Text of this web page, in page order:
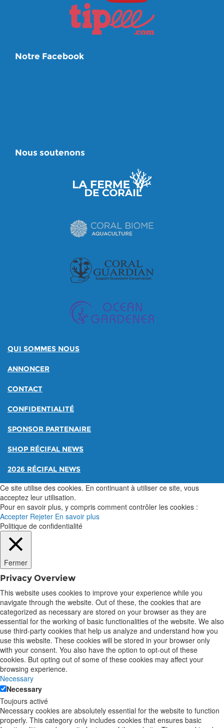
Notre Facebook
Nous soutenons
QUI SOMMES NOUS
ANNONCER
CONTACT
CONFIDENTIALITÉ
SPONSOR PARTENAIRE
SHOP RÉCIFAL NEWS
2026 RÉCIFAL NEWS
Ce site utilise des cookies. En continuant à utiliser ce site, vous
acceptez leur utilisation.
Pour en savoir plus, y compris comment contrôler les cookies :
Accepter Rejeter En savoir plus
Politique de confidentialité
Fermer
Privacy Overview
This website uses cookies to improve your experience while you
navigate through the website. Out of these, the cookies that are
categorized as necessary are stored on your browser as they are
essential for the working of basic functionalities of the website. We also
use third-party cookies that help us analyze and understand how you
use this website. These cookies will be stored in your browser only
with your consent. You also have the option to opt-out of these
cookies. But opting out of some of these cookies may affect your
browsing experience.
Necessary
Necessary
Toujours activé
Necessary cookies are absolutely essential for the website to function
properly. This category only includes cookies that ensures basic